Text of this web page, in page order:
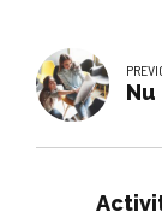
Nu